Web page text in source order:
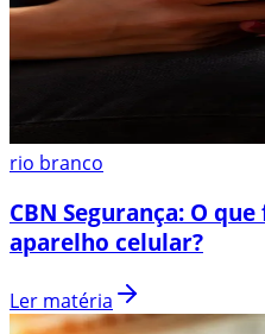
rio branco
CBN Segurança: O
aparelho celular?
Ler matéria